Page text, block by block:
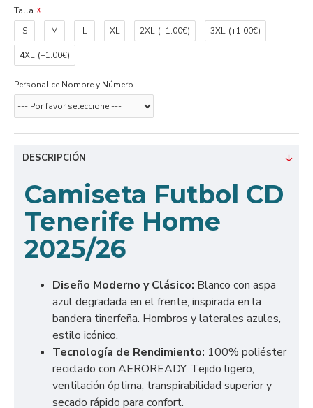
Talla
S
M L XL 2XL (+1.00€) 3XL (+1.00€)
4XL (+1.00€)
Personalice Nombre y Número
DESCRIPCIÓN
Camiseta Futbol CD
Tenerife Home
2025/26
Diseño Moderno y Clásico: Blanco con aspa
azul degradada en el frente, inspirada en la
bandera tinerfeña. Hombros y laterales azules,
estilo icónico.
Tecnología de Rendimiento: 100% poliéster
reciclado con AEROREADY. Tejido ligero,
ventilación óptima, transpirabilidad superior y
secado rápido para confort.